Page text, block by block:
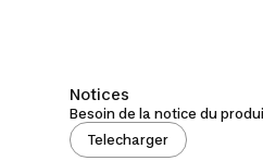
Notices
Besoin de la notice du
Telecharger